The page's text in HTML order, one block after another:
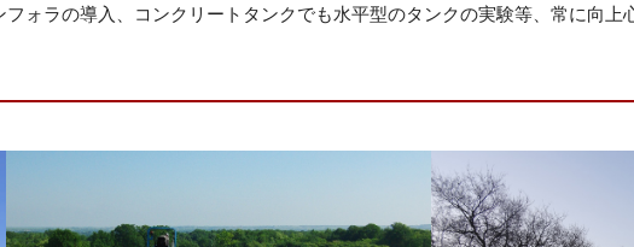
ォラの導入、コンクリートタンクでも水平型のタンクの実験等、常に向上